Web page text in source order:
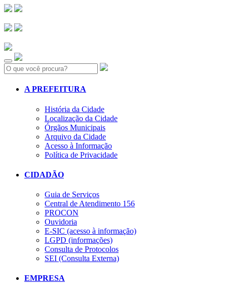
Search:
A PREFEITURA
História da Cidade
Localização da Cidade
Órgãos Municipais
Arquivo da Cidade
Acesso à Informação
Política de Privacidade
CIDADÃO
Guia de Serviços
Central de Atendimento 156
PROCON
Ouvidoria
E-SIC (acesso à informação)
LGPD (informações)
Consulta de Protocolos
SEI (Consulta Externa)
EMPRESA